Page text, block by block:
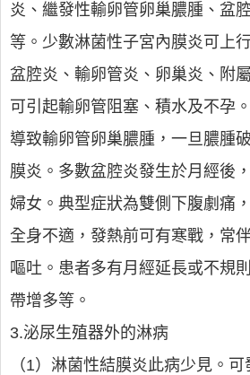
炎、繼發性輸卵管卵巢膿腫、盆
等。少數淋菌性子宮內膜炎可上
盆腔炎、輸卵管炎、卵巢炎、附
可引起輸卵管阻塞、積水及不孕
導致輸卵管卵巢膿腫，一旦膿腫
膜炎。多數盆腔炎發生於月經後
婦女。典型症狀為雙側下腹劇痛
全身不適，發熱前可有寒戰，常
嘔吐。患者多有月經延長或不規
帶增多等。
3.泌尿生殖器外的淋病
（1）淋菌性結膜炎此病少見。